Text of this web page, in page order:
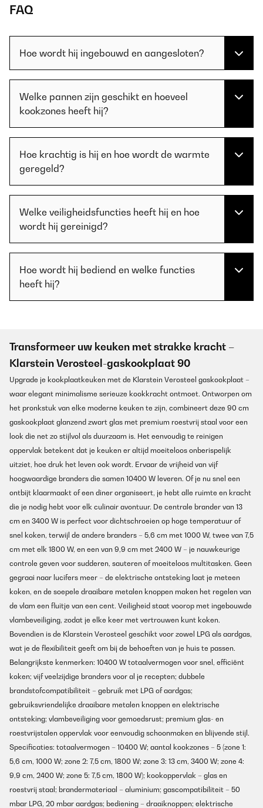
FAQ
Hoe wordt hij ingebouwd en aangesloten?
Welke pannen zijn geschikt en hoeveel
kookzones heeft hij?
Hoe krachtig is hij en hoe wordt de warmte
geregeld?
Welke veiligheidsfuncties heeft hij en hoe
wordt hij gereinigd?
Hoe wordt hij bediend en welke functies
heeft hij?
Transformeer uw keuken met strakke kracht –
Klarstein Verosteel-gaskookplaat 90
Upgrade je kookplaatkeuken met de Klarstein Verosteel gaskookplaat –
waar elegant minimalisme serieuze kookkracht ontmoet. Ontworpen om
het pronkstuk van elke moderne keuken te zijn, combineert deze 90 cm
gaskookplaat glanzend zwart glas met premium roestvrij staal voor een
look die net zo stijlvol als duurzaam is. Het eenvoudig te reinigen
oppervlak betekent dat je keuken er altijd moeiteloos onberispelijk
uitziet, hoe druk het leven ook wordt. Ervaar de vrijheid van vijf
hoogwaardige branders die samen 10400 W leveren. Of je nu snel een
ontbijt klaarmaakt of een diner organiseert, je hebt alle ruimte en kracht
die je nodig hebt voor elk culinair avontuur. De centrale brander van 13
cm en 3400 W is perfect voor dichtschroeien op hoge temperatuur of
snel koken, terwijl de andere branders – 5,6 cm met 1000 W, twee van 7,5
cm met elk 1800 W, en een van 9,9 cm met 2400 W – je nauwkeurige
controle geven voor sudderen, sauteren of moeiteloos multitasken. Geen
gegraai naar lucifers meer – de elektrische ontsteking laat je meteen
koken, en de soepele draaibare metalen knoppen maken het regelen van
de vlam een fluitje van een cent. Veiligheid staat voorop met ingebouwde
vlambeveiliging, zodat je elke keer met vertrouwen kunt koken.
Bovendien is de Klarstein Verosteel geschikt voor zowel LPG als aardgas,
wat je de flexibiliteit geeft om bij de behoeften van je huis te passen.
Belangrijkste kenmerken: 10400 W totaalvermogen voor snel, efficiënt
koken; vijf veelzijdige branders voor al je recepten; dubbele
brandstofcompatibiliteit – gebruik met LPG of aardgas;
gebruiksvriendelijke draaibare metalen knoppen en elektrische
ontsteking; vlambeveiliging voor gemoedsrust; premium glas- en
roestvrijstalen oppervlak voor eenvoudig schoonmaken en blijvende stijl.
Specificaties: totaalvermogen – 10400 W; aantal kookzones – 5 (zone 1:
5,6 cm, 1000 W; zone 2: 7,5 cm, 1800 W; zone 3: 13 cm, 3400 W; zone 4:
9,9 cm, 2400 W; zone 5: 7,5 cm, 1800 W); kookoppervlak – glas en
roestvrij staal; brandermateriaal – aluminium; gascompatibiliteit – 50
mbar LPG, 20 mbar aardgas; bediening – draaiknoppen; elektrische